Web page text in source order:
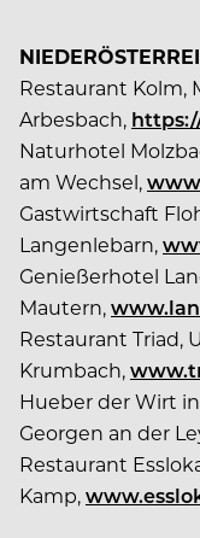
Restaurant Kolm,
Arbesbach,
Naturhotel
am Wechsel,
Gastwirtschaft
Langenlebarn,
Genießerhotel
Mautern,
Restaurant Triad,
Krumbach,
Hueber der Wirt
Georgen an der
Restaurant
Kamp,